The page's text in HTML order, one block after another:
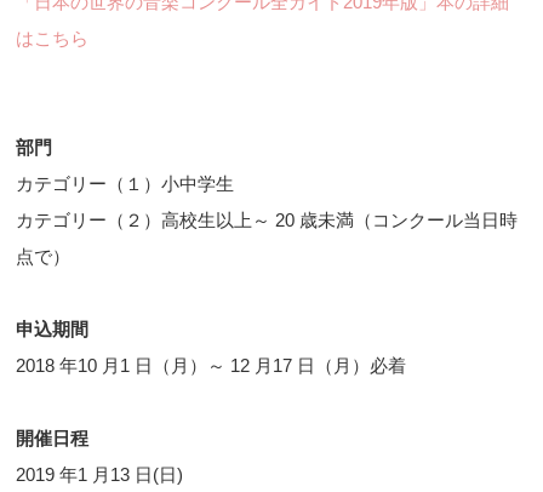
はこちら
部門
カテゴリー（１）小中学生
カテゴリー（２）高校生以上～ 20 歳未満（コンクール当日時
点で）
申込期間
2018 年10 月1 日（月）～ 12 月17 日（月）必着
開催日程
2019 年1 月13 日(日)